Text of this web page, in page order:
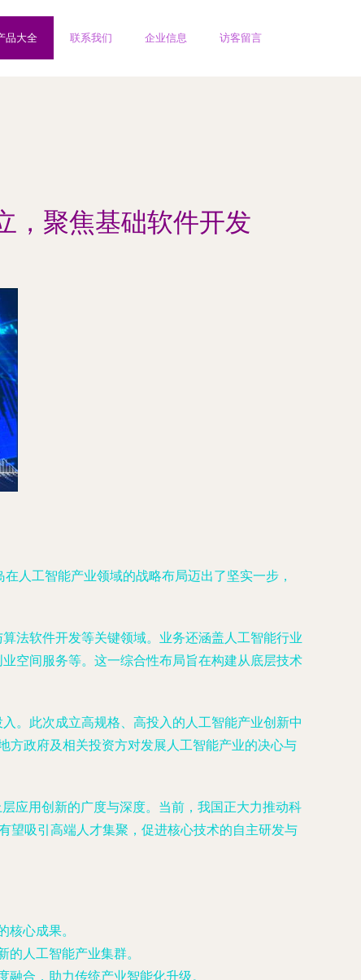
品大全 联系我们 企业信息 访客留言
，聚焦基础软件开发
人工智能产业领域的战略布局迈出了坚实一步，
法软件开发等关键领域。业务还涵盖人工智能行业
空间服务等。这一综合性布局旨在构建从底层技术
。此次成立高规格、高投入的人工智能产业创新中
方政府及相关投资方对发展人工智能产业的决心与
应用创新的广度与深度。当前，我国正大力推动科
望吸引高端人才集聚，促进核心技术的自主研发与
心成果。
人工智能产业集群。
合，助力传统产业智能化升级。